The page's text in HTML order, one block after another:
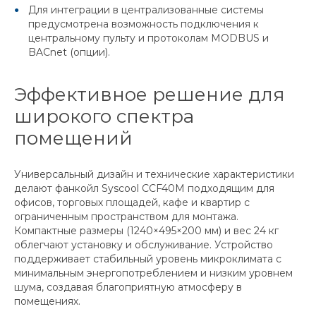
Для интеграции в централизованные системы
предусмотрена возможность подключения к
центральному пульту и протоколам MODBUS и
BACnet (опции).
Эффективное решение для
широкого спектра
помещений
Универсальный дизайн и технические характеристики
делают фанкойл Syscool CCF40M подходящим для
офисов, торговых площадей, кафе и квартир с
ограниченным пространством для монтажа.
Компактные размеры (1240×495×200 мм) и вес 24 кг
облегчают установку и обслуживание. Устройство
поддерживает стабильный уровень микроклимата с
минимальным энергопотреблением и низким уровнем
шума, создавая благоприятную атмосферу в
помещениях.